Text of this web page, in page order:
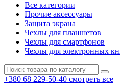
Все категории
Прочие аксессуары
Защита экрана
Чехлы для планшетов
Чехлы для смартфонов
Чехлы для электронных
+380 68 229-50-40 смотреть все